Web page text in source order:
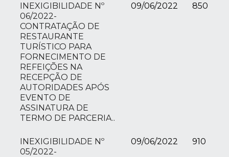
INEXIGIBILIDADE Nº
06/2022-
CONTRATAÇÃO DE
RESTAURANTE
TURÍSTICO PARA
FORNECIMENTO DE
REFEIÇÕES NA
RECEPÇÃO DE
AUTORIDADES APÓS
EVENTO DE
ASSINATURA DE
TERMO DE PARCERIA..
09/06/2022 850
INEXIGIBILIDADE Nº
05/2022-
09/06/2022 910